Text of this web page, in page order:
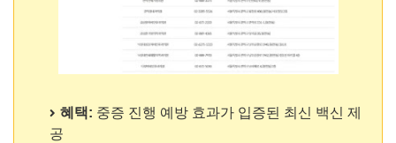
혜택: 중증 진행 예방 효과가 입증된 최신 백신 제
공